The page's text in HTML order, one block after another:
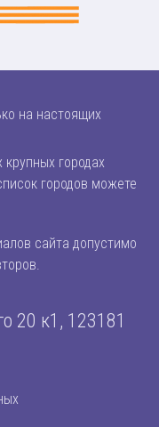
на настоящих
городах
городов можете
сайта допустимо
20 к1, 123181